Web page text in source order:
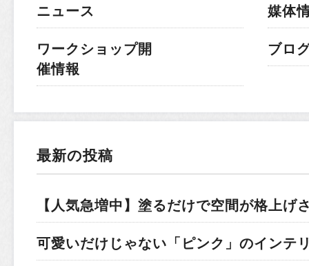
ニュース
ワークショップ開
催情報
媒体
ブロ
最新の投稿
【人気急増中】塗るだけで空間が格上げ
可愛いだけじゃない「ピンク」のインテ